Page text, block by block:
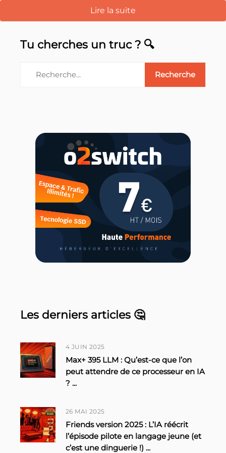
Lire la suite
Tu cherches un truc ? 🔍
Les derniers articles 🤔
4 JUIN 2025
Max+ 395 LLM : Qu’est-ce que l’on
peut attendre de ce processeur en IA
? ...
26 MAI 2025
Friends version 2025 : L’IA réécrit
l’épisode pilote en langage jeune (et
c’est une dinguerie !) ...